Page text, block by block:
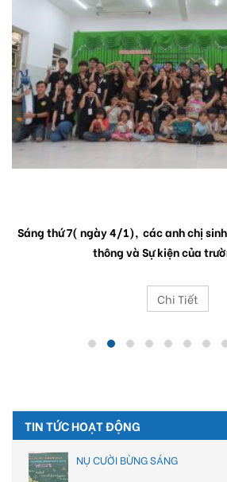
Sáng thứ 7( ngày 4/1), các anh chị
thông và Sự kiện của
Chi Tiết
TIN TỨC HOẠT ĐỘNG
NỤ CƯỜI BỪNG SÁNG